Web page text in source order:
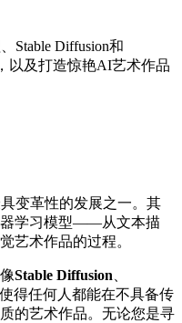
Stable Diffusion和
以及打造惊艳AI艺术作品
变革性的发展之一。其
学习模型——从文本描
艺术作品的过程。
Stable Diffusion
得任何人都能在不具备传
的艺术作品。无论您是寻